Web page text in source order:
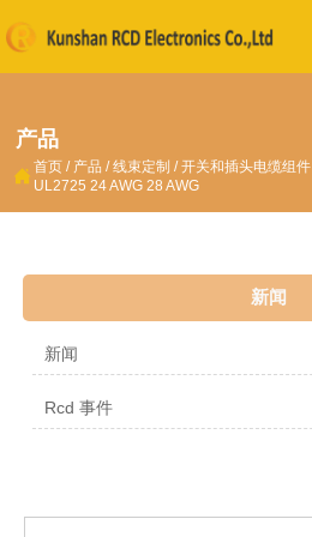
产品
 首页 / 产品 /线束定制 /开关和插头电缆组件
UL2725 24 AWG 28 AWG
新闻
新闻
Rcd 事件